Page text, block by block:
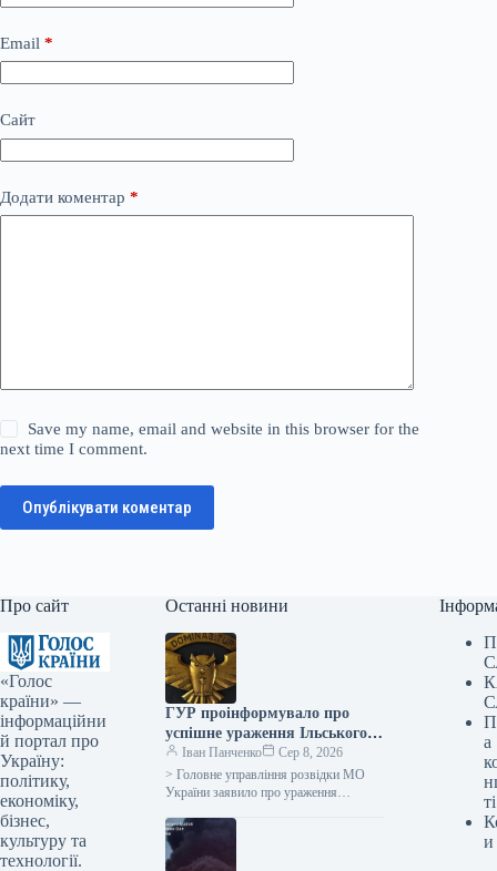
Email *
Сайт
Додати коментар *
Save my name, email and website in this browser for the
next time I comment.
Опублікувати коментар
Про сайт
«Голос
країни» —
інформаційни
й портал про
Україну:
політику,
економіку,
бізнес,
культуру та
технології.
Останні новини
ГУР проінформувало про
успішне ураження Ільського
нафтопереробного заводу в
Росії
Іван Панченко
Сер 8, 2026
> Головне управління розвідки МО
України заявило про ураження
розташованого у Краснодарському
краю Російської Федерації. “Вночі 8…
а
ті
и